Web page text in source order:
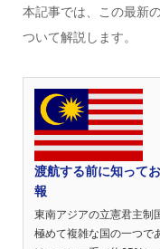
本記事では、この最新
ついて解説します。
渡航する前に知って
報
東南アジアの立憲君主制
極めて複雑な国の一つで